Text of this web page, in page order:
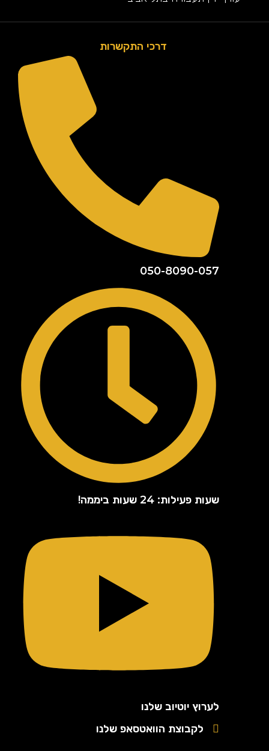
דרכי התקשרות
050-8090-057
שעות פעילות: 24 שעות ביממה!
לערוץ יוטיוב שלנו
לקבוצת הוואטסאפ שלנו